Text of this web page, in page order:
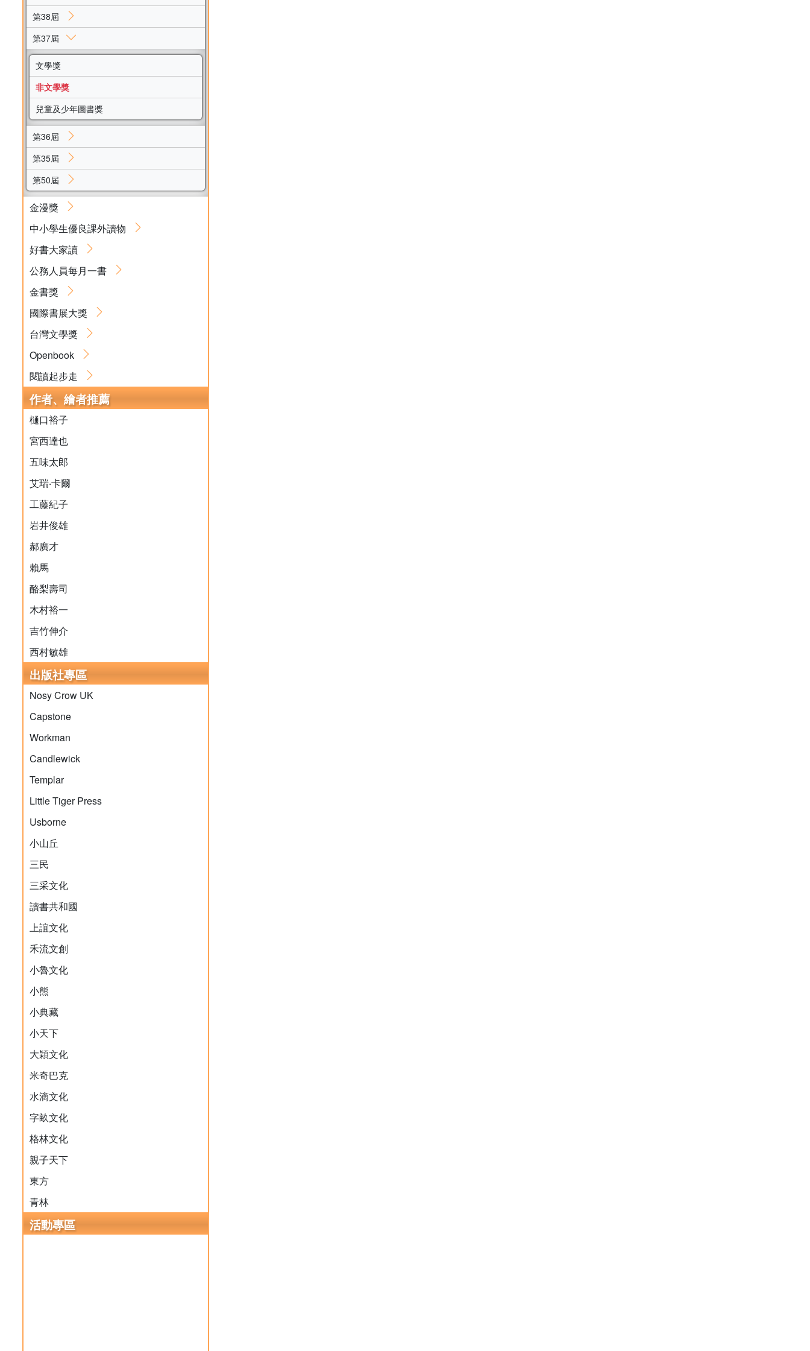
第38屆
第37屆
文學獎
非文學獎
兒童及少年圖書獎
第36屆
第35屆
第50屆
金漫獎
中小學生優良課外讀物
好書大家讀
公務人員每月一書
金書獎
國際書展大獎
台灣文學獎
Openbook
閱讀起步走
作者、繪者推薦
樋口裕子
宮西達也
五味太郎
艾瑞‧卡爾
工藤紀子
岩井俊雄
郝廣才
賴馬
酪梨壽司
木村裕一
吉竹伸介
西村敏雄
出版社專區
Nosy Crow UK
Capstone
Workman
Candlewick
Templar
Little Tiger Press
Usborne
小山丘
三民
三采文化
讀書共和國
上誼文化
禾流文創
小魯文化
小熊
小典藏
小天下
大穎文化
米奇巴克
水滴文化
字畝文化
格林文化
親子天下
東方
青林
活動專區